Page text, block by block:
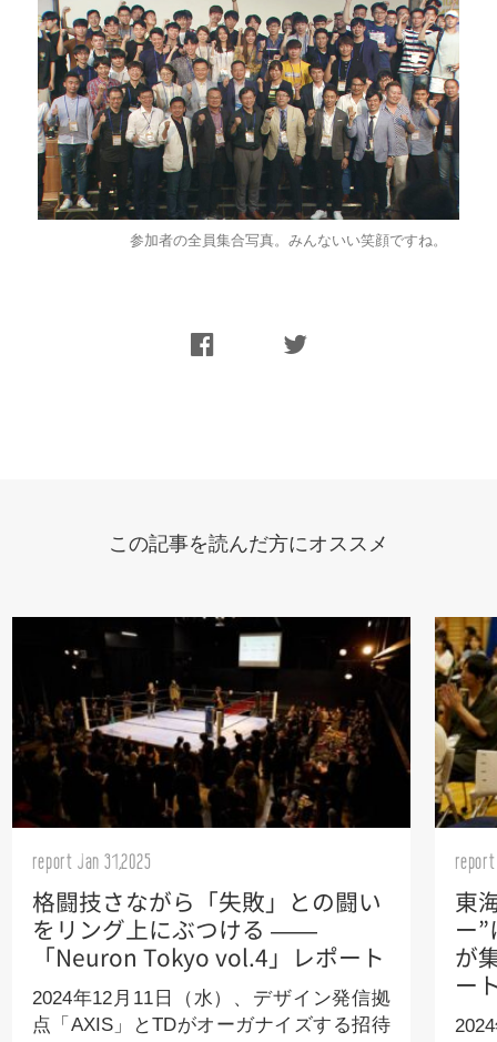
参加者の全員集合写真。みんないい笑顔ですね。
この記事を読んだ方にオススメ
report Jan 31,2025
格闘技さながら「失敗」との闘い
をリング上にぶつける ——
「Neuron Tokyo vol.4」レポート
2024年12月11日（水）、デザイン発信拠
点「AXIS」とTDがオーガナイズする招待
東
ー
が
ー